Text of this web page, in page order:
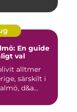
En guide
val
alltmer
särskilt i
d&a...